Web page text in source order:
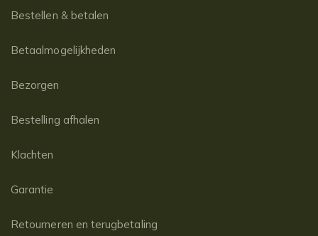
Bestellen & betalen
Betaalmogelijkheden
Bezorgen
Bestelling afhalen
Klachten
Garantie
Retourneren en terugbetaling